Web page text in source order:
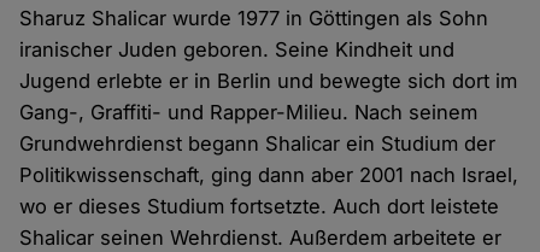
Sharuz Shalicar wurde 1977 in Göttingen als Sohn
iranischer Juden geboren. Seine Kindheit und
Jugend erlebte er in Berlin und bewegte sich dort im
Gang-, Graffiti- und Rapper-Milieu. Nach seinem
Grundwehrdienst begann Shalicar ein Studium der
Politikwissenschaft, ging dann aber 2001 nach Israel,
wo er dieses Studium fortsetzte. Auch dort leistete
Shalicar seinen Wehrdienst. Außerdem arbeitete er